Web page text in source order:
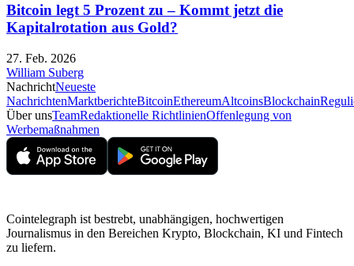
Bitcoin legt 5 Prozent zu – Kommt jetzt die
Kapitalrotation aus Gold?
27. Feb. 2026
William Suberg
NachrichtNeueste
NachrichtenMarktberichteBitcoinEthereumAltcoinsBlockchain
Über unsTeamRedaktionelle RichtlinienOffenlegung von
Werbemaßnahmen
Cointelegraph ist bestrebt, unabhängigen, hochwertigen
Journalismus in den Bereichen Krypto, Blockchain, KI und Fintech
zu liefern.